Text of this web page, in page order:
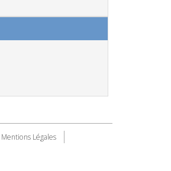
Mentions Légales